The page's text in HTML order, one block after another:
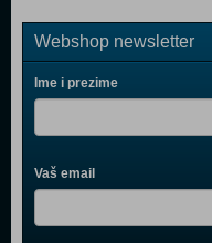
Webshop newsletter
Ime i prezime
Vaš email